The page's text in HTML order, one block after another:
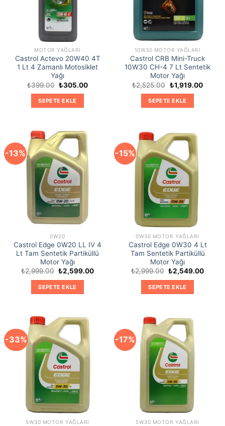
MOTOR YAĞLARI
Castrol Actevo 20W40 4T
1 Lt 4 Zamanlı Motosiklet
Yağı
₺399.00 Orijinal
fiyat:
₺399.00.
₺305.00Şu
SEPETE EKLE
10W30 MOTOR YAĞLARI
Castrol CRB Mini-Truck
10W30 CH-4 7 Lt Sentetik
Motor Yağı
₺2,525.00 Orijinal
fiyat:
₺2,525.00.
₺1,919.00Şu
SEPETE EKLE
-13%
0W20
Castrol Edge 0W20 LL IV 4
Lt Tam Sentetik Partiküllü
Motor Yağı
₺2,999.00 Orijinal
fiyat:
₺2,999.00.
₺2,599.00Şu
SEPETE EKLE
-15%
0W30 MOTOR YAĞLARI
Castrol Edge 0W30 4 Lt
Tam Sentetik Partiküllü
Motor Yağı
₺2,999.00 Orijinal
fiyat:
₺2,999.00.
₺2,549.00Şu
SEPETE EKLE
-33%
5W30 MOTOR YAĞLARI
-17%
5W30 MOTOR YAĞLARI